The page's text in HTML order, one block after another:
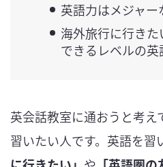
英語力はメジャ
海外旅行に行き
できるレベルの
英会話教室に通おうと考
習いたい人です。英語を習